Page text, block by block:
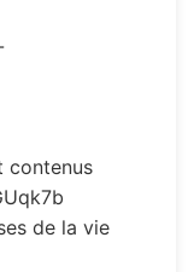
contenus
de la vie